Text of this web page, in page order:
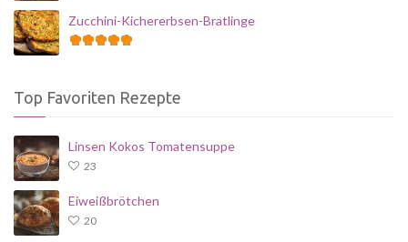
Zucchini-Kichererbsen-Bratlinge
Top Favoriten Rezepte
Linsen Kokos Tomatensuppe
23
Eiweißbrötchen
20